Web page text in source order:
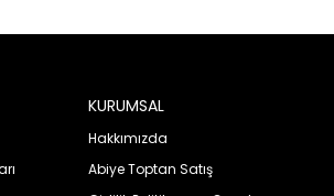
KURUMSAL
Hakkımızda
Abiye Toptan Satış